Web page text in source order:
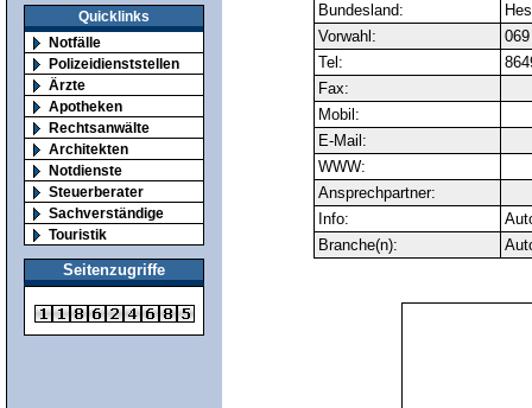
Quicklinks
Notfälle
Polizeidienststellen
Ärzte
Apotheken
Rechtsanwälte
Architekten
Notdienste
Steuerberater
Sachverständige
Touristik
Seitenzugriffe
Bundesland:
Vorwahl:
069
Tel:
Fax:
Mobil:
E-Mail:
WWW:
Ansprechpartner:
Info:
Branche(n):